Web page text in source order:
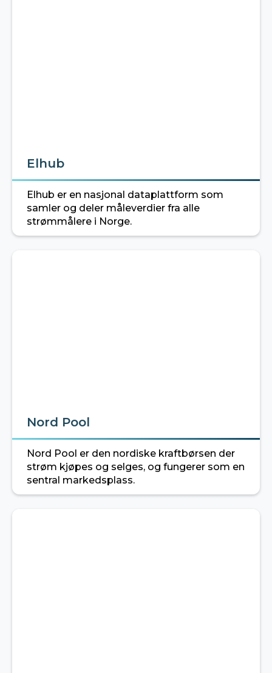
Elhub
Elhub er en nasjonal dataplattform som
samler og deler måleverdier fra alle
strømmålere i Norge.
Nord Pool
Nord Pool er den nordiske kraftbørsen der
strøm kjøpes og selges, og fungerer som en
sentral markedsplass.